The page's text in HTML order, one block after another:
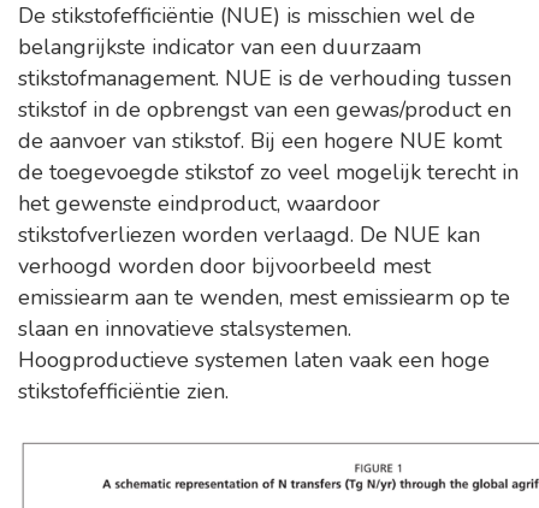
De stikstofefficiëntie (NUE) is misschien wel de
belangrijkste indicator van een duurzaam
stikstofmanagement. NUE is de verhouding tussen
stikstof in de opbrengst van een gewas/product en
de aanvoer van stikstof. Bij een hogere NUE komt
de toegevoegde stikstof zo veel mogelijk terecht in
het gewenste eindproduct, waardoor
stikstofverliezen worden verlaagd. De NUE kan
verhoogd worden door bijvoorbeeld mest
emissiearm aan te wenden, mest emissiearm op te
slaan en innovatieve stalsystemen.
Hoogproductieve systemen laten vaak een hoge
stikstofefficiëntie zien.